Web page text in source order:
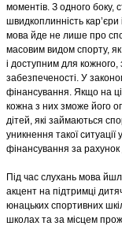
моментів. З одного боку,
швидкоплинність
мова йде не лише про
масовим видом спорту,
і доступним для кожного,
забезпеченості. У
фінансування. Якщо на ці
кожна з них зможе його
дітей, які займаються
уникнення такої
фінансування за рахунок
Під час слухань мова
акцент на підтримці
юнацьких спортивних
школах та за місцем